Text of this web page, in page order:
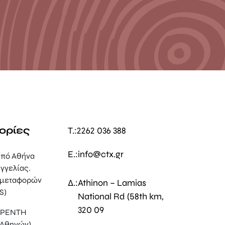
Αθήνα
ΡΕΝΤΗ
T.:2262 036 388
E.:info@ctx.gr
Δ.:Athinon – Lamias
National Rd (58th km,
320 09